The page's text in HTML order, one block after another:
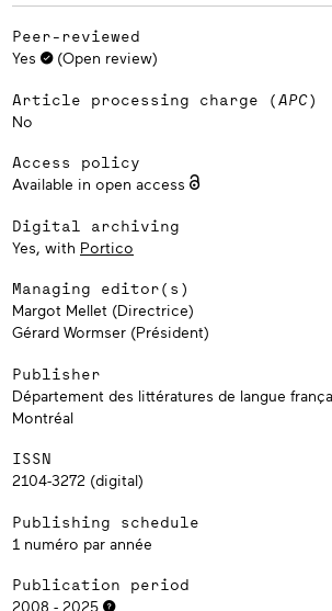
Peer-reviewed
Yes (Open review)
Article processing charge (APC)
No
Access policy
Available in open access
Digital archiving
Yes, with Portico
Managing editor(s)
Margot Mellet (Directrice)
Gérard Wormser (Président)
Publisher
Département des littératures de langue
Montréal
ISSN
2104-3272 (digital)
Publishing schedule
1 numéro par année
Publication period
2008 - 2025